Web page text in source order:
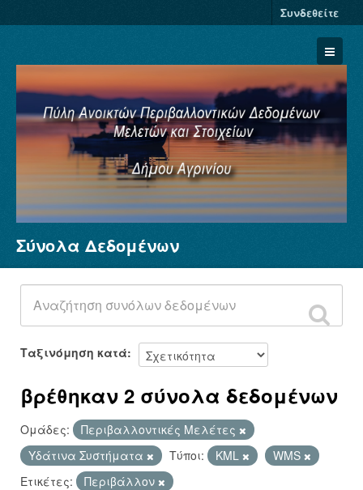
Συνδεθείτε
Σύνολα Δεδομένων
Φορείς
Ομάδες
Σχετικά
Σύνολα Δεδομένων
Ταξινόμηση κατά
βρέθηκαν 2 σύνολα δεδομένων
Ομάδες:
Περιβαλλοντικές Μελέτες
Υδάτινα Συστήματα
Τύποι: KML
WMS
Ετικέτες:
Περιβάλλον